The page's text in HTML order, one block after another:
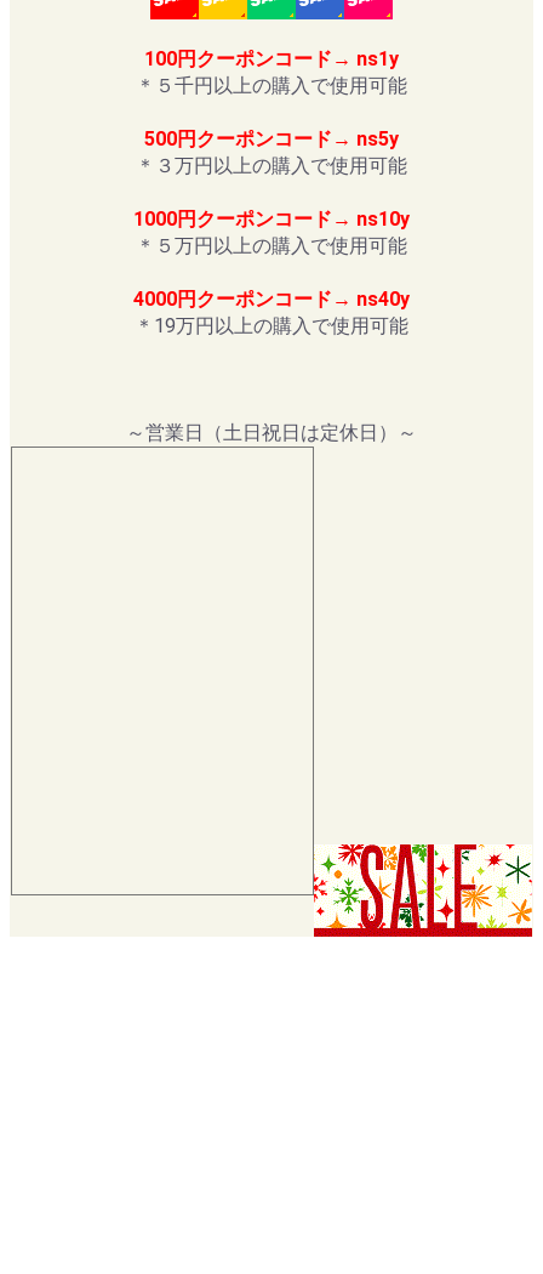
100円クーポンコード→ ns1y
＊５千円以上の購入で使用可能
500円クーポンコード→ ns5y
＊３万円以上の購入で使用可能
1000円クーポンコード→ ns10y
＊５万円以上の購入で使用可能
4000円クーポンコード→ ns40y
＊19万円以上の購入で使用可能
～営業日（土日祝日は定休日）～